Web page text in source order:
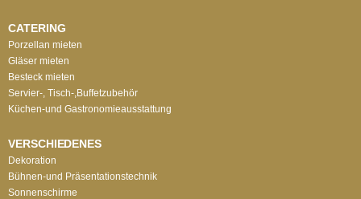
CATERING
Porzellan mieten
Gläser mieten
Besteck mieten
Servier-, Tisch-,Buffetzubehör
Küchen-und Gastronomieausstattung
VERSCHIEDENES
Dekoration
Bühnen-und Präsentationstechnik
Sonnenschirme